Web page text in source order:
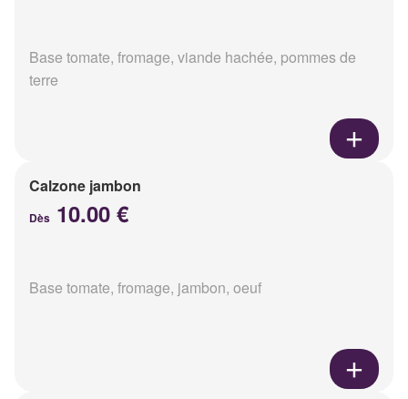
Base tomate, fromage, viande hachée, pommes de
terre
Calzone jambon
Dès 10.00 €
Base tomate, fromage, jambon, oeuf